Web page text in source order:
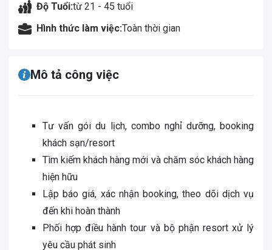
Độ Tuổi:từ 21 - 45 tuổi
Hình thức làm việc:Toàn thời gian
Mô tả công việc
Tư vấn gói du lịch, combo nghỉ dưỡng, booking
khách sạn/resort
Tìm kiếm khách hàng mới và chăm sóc khách hàng
hiện hữu
Lập báo giá, xác nhận booking, theo dõi dịch vụ
đến khi hoàn thành
Phối hợp điều hành tour và bộ phận resort xử lý
yêu cầu phát sinh